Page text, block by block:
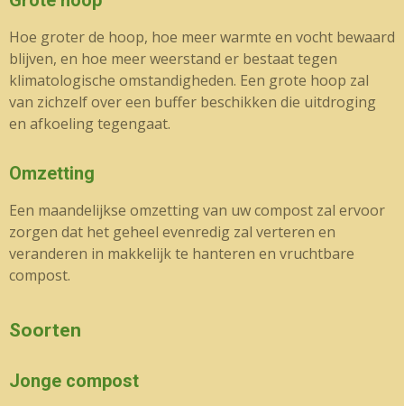
Hoe groter de hoop, hoe meer warmte en vocht bewaard
blijven, en hoe meer weerstand er bestaat tegen
klimatologische omstandigheden. Een grote hoop zal
van zichzelf over een buffer beschikken die uitdroging
en afkoeling tegengaat.
Omzetting
Een maandelijkse omzetting van uw compost zal ervoor
zorgen dat het geheel evenredig zal verteren en
veranderen in makkelijk te hanteren en vruchtbare
compost.
Soorten
Jonge compost